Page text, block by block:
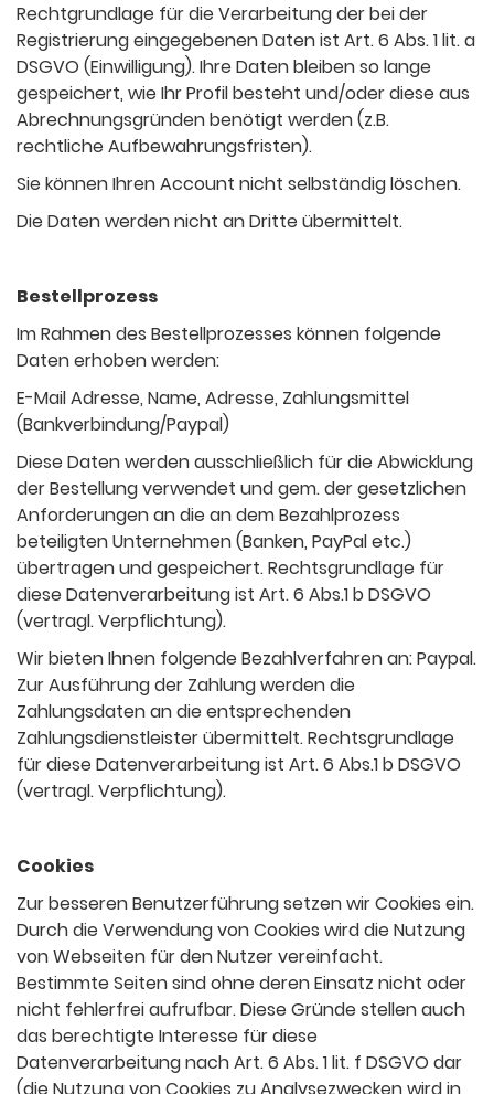
Rechtgrundlage für die Verarbeitung der bei der
Registrierung eingegebenen Daten ist Art. 6 Abs. 1 lit. a
DSGVO (Einwilligung). Ihre Daten bleiben so lange
gespeichert, wie Ihr Profil besteht und/oder diese aus
Abrechnungsgründen benötigt werden (z.B.
rechtliche Aufbewahrungsfristen).
Sie können Ihren Account nicht selbständig löschen.
Die Daten werden nicht an Dritte übermittelt.
Bestellprozess
Im Rahmen des Bestellprozesses können folgende
Daten erhoben werden:
E-Mail Adresse, Name, Adresse, Zahlungsmittel
(Bankverbindung/Paypal)
Diese Daten werden ausschließlich für die Abwicklung
der Bestellung verwendet und gem. der gesetzlichen
Anforderungen an die an dem Bezahlprozess
beteiligten Unternehmen (Banken, PayPal etc.)
übertragen und gespeichert. Rechtsgrundlage für
diese Datenverarbeitung ist Art. 6 Abs.1 b DSGVO
(vertragl. Verpflichtung).
Wir bieten Ihnen folgende Bezahlverfahren an: Paypal.
Zur Ausführung der Zahlung werden die
Zahlungsdaten an die entsprechenden
Zahlungsdienstleister übermittelt. Rechtsgrundlage
für diese Datenverarbeitung ist Art. 6 Abs.1 b DSGVO
(vertragl. Verpflichtung).
Cookies
Zur besseren Benutzerführung setzen wir Cookies ein.
Durch die Verwendung von Cookies wird die Nutzung
von Webseiten für den Nutzer vereinfacht.
Bestimmte Seiten sind ohne deren Einsatz nicht oder
nicht fehlerfrei aufrufbar. Diese Gründe stellen auch
das berechtigte Interesse für diese
Datenverarbeitung nach Art. 6 Abs. 1 lit. f DSGVO dar